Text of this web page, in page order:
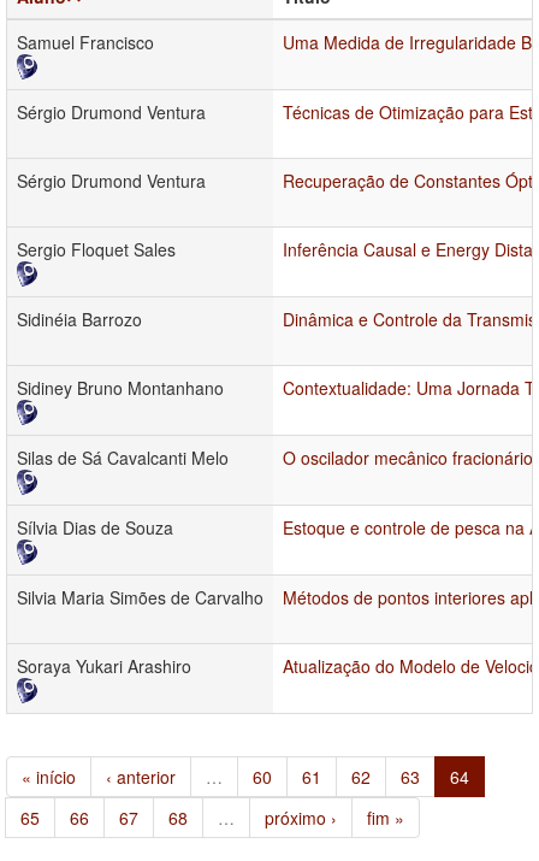
Samuel Francisco
Uma Medida de Irregularidade
Sérgio Drumond Ventura Técnicas de Otimização para
Sérgio Drumond Ventura Recuperação de Constantes
Sergio Floquet Sales Inferência Causal e Energy
Sidinéia Barrozo Dinâmica e Controle da
Sidiney Bruno Montanhano Contextualidade: Uma Jornada
Silas de Sá Cavalcanti Melo O oscilador mecânico
Sílvia Dias de Souza Estoque e controle de pesca na
Silvia Maria Simões de Carvalho Métodos de pontos interiores
Soraya Yukari Arashiro Atualização do Modelo de
« início ‹ anterior … 60 61 62 63
64
65
66 67 68 … próximo › fim »